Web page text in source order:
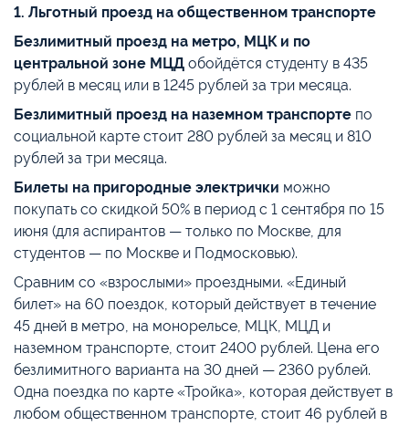
1. Льготный проезд на общественном транспорте
Безлимитный проезд на метро, МЦК и по
центральной зоне МЦД обойдётся студенту в 435
рублей в месяц или в 1245 рублей за три месяца.
Безлимитный проезд на наземном транспорте по
социальной карте стоит 280 рублей за месяц и 810
рублей за три месяца.
Билеты на пригородные электрички можно
покупать со скидкой 50% в период с 1 сентября по 15
июня (для аспирантов — только по Москве, для
студентов — по Москве и Подмосковью).
Сравним со «взрослыми» проездными. «Единый
билет» на 60 поездок, который действует в течение
45 дней в метро, на монорельсе, МЦК, МЦД и
наземном транспорте, стоит 2400 рублей. Цена его
безлимитного варианта на 30 дней — 2360 рублей.
Одна поездка по карте «Тройка», которая действует в
любом общественном транспорте, стоит 46 рублей в